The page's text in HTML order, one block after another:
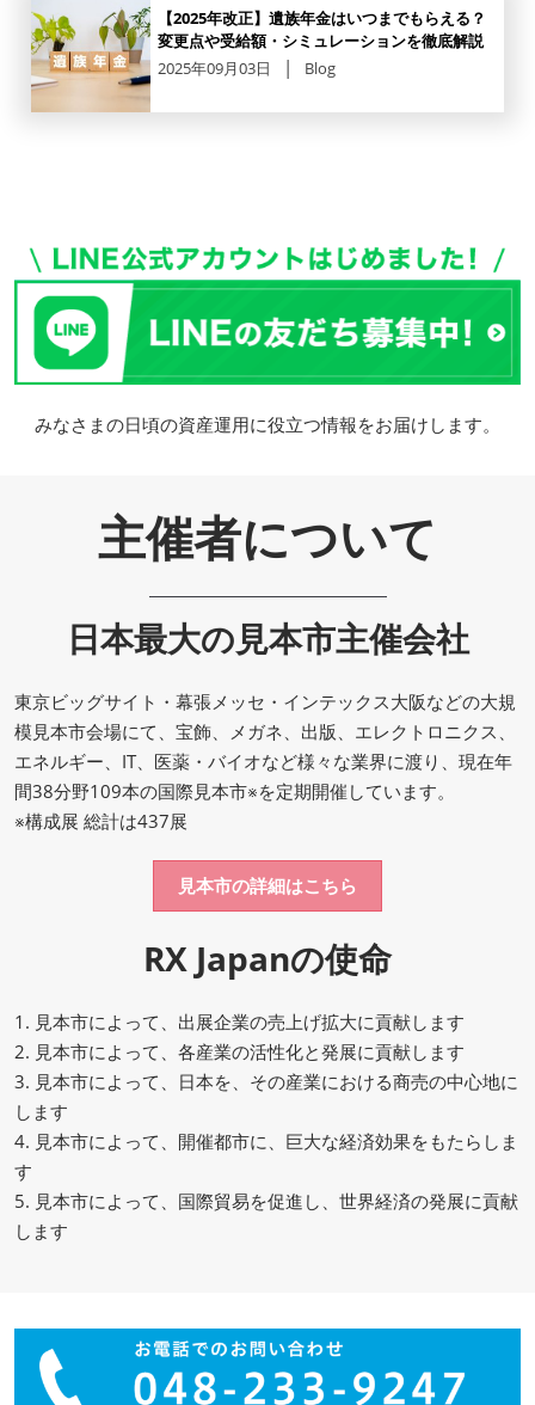
【2025年改正】遺族年金はいつまでもらえる？
変更点や受給額・シミュレーションを徹底解説
2025年09月03日
Blog
みなさまの日頃の資産運用に役立つ情報をお届けします。
主催者について
日本最大の見本市主催会社
東京ビッグサイト・幕張メッセ・インテックス大阪などの大規
模見本市会場にて、宝飾、メガネ、出版、エレクトロニクス、
エネルギー、IT、医薬・バイオなど様々な業界に渡り、現在年
間38分野109本の国際見本市※を定期開催しています。
※構成展 総計は437展
見本市の詳細はこちら
RX Japanの使命
1. 見本市によって、出展企業の売上げ拡大に貢献します
2. 見本市によって、各産業の活性化と発展に貢献します
3. 見本市によって、日本を、その産業における商売の中心地に
します
4. 見本市によって、開催都市に、巨大な経済効果をもたらしま
す
5. 見本市によって、国際貿易を促進し、世界経済の発展に貢献
します